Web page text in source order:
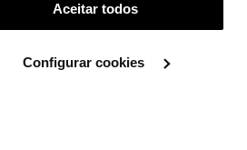
Aceitar todos
Configurar cookies